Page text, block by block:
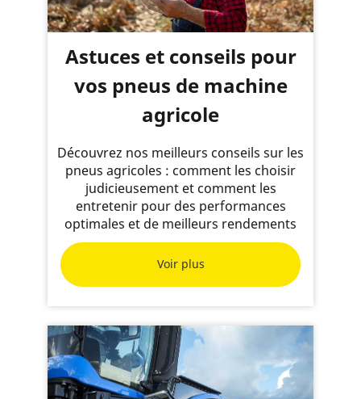
Astuces et conseils pour
vos pneus de machine
agricole
Découvrez nos meilleurs conseils sur les
pneus agricoles : comment les choisir
judicieusement et comment les
entretenir pour des performances
optimales et de meilleurs rendements
Voir plus